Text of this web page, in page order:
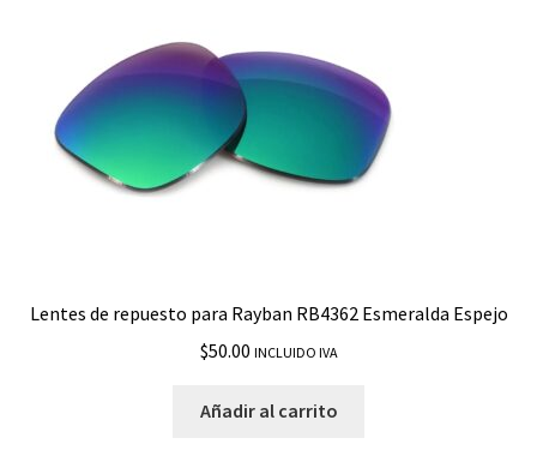
Lentes de repuesto para Rayban RB4362 Esmeralda Espejo
$50.00 INCLUIDO IVA
Añadir al carrito